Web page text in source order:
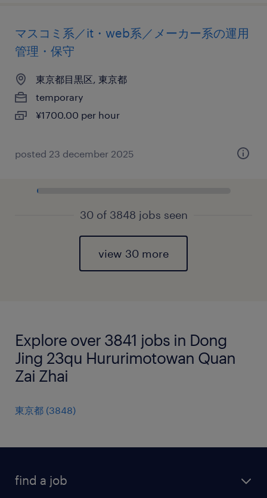
マスコミ系／it・web系／メーカー系の運用
管理・保守
東京都目黒区, 東京都
temporary
¥1700.00 per hour
posted 23 december 2025
30 of 3848 jobs seen
view 30 more
Explore over 3841 jobs in Dong
Jing 23qu Hururimotowan Quan
Zai Zhai
東京都 (3848)
find a job